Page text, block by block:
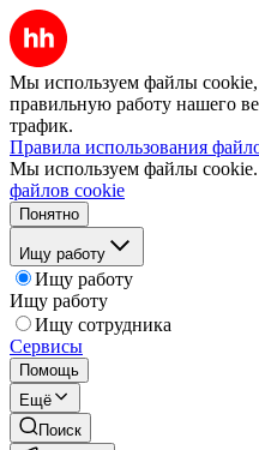
Мы используем файлы cookie,
правильную работу нашего
трафик.
Правила использования
Мы используем файлы cookie.
файлов cookie
Понятно
Ищу работу
Ищу работу
Ищу работу
Ищу сотрудника
Сервисы
Помощь
Ещё
Поиск